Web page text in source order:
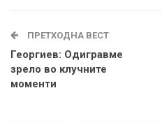
ПРЕТХОДНА ВЕСТ
Георгиев: Одигравме
зрело во клучните
моменти